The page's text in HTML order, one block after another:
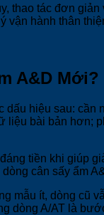
thao tác đơn
vận hành thân
A&D Mới?
dấu hiệu sau:
bài bản
tiền khi giúp
cân sấy ẩm
mẫu ít, dòng cũ
dòng A/AT là